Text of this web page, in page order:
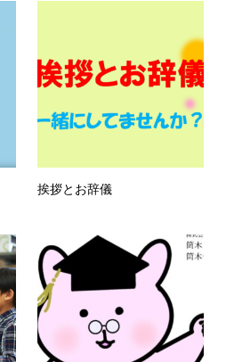
挨拶とお辞儀